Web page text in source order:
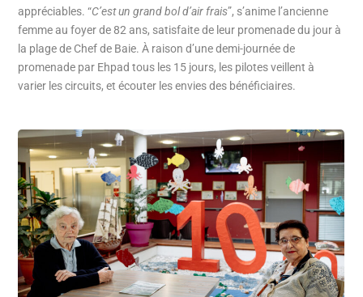
appréciables. “C’est un grand bol d’air frais”, s’anime l’ancienne
femme au foyer de 82 ans, satisfaite de leur promenade du jour à
la plage de Chef de Baie. À raison d’une demi-journée de
promenade par Ehpad tous les 15 jours, les pilotes veillent à
varier les circuits, et écouter les envies des bénéficiaires.